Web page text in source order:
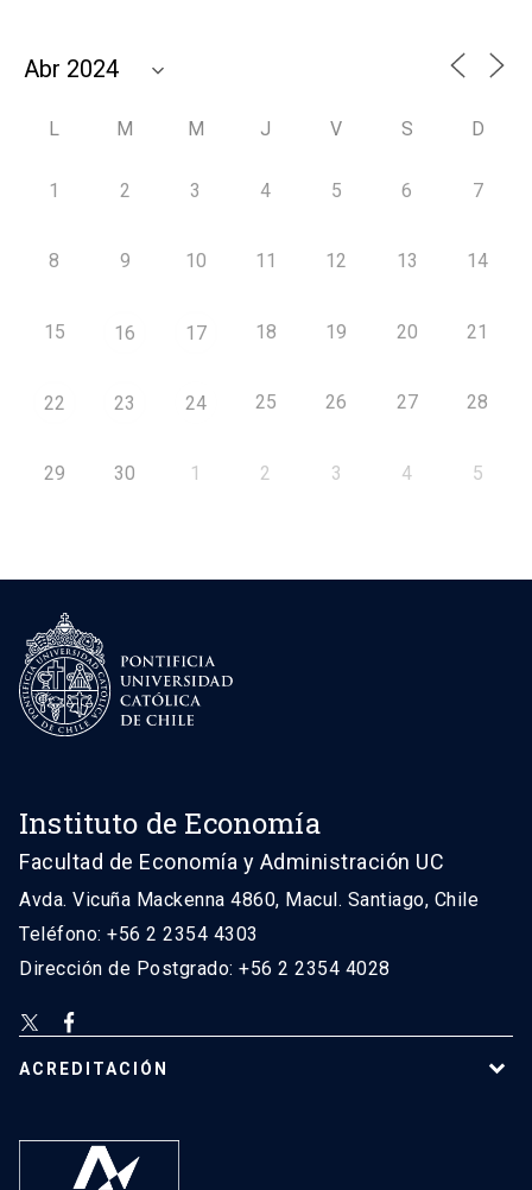
L M M J V S D
1 2 3 4 5 6 7
8 9 10 11 12 13 14
15 16 17 18 19 20 21
22 23 24 25 26 27 28
29 30 1 2 3 4 5
Instituto de Economía
Facultad de Economía y Administración UC
Avda. Vicuña Mackenna 4860, Macul. Santiago, Chile
Teléfono: +56 2 2354 4303
Dirección de Postgrado: +56 2 2354 4028
ACREDITACIÓN